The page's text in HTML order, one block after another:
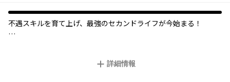
不遇スキルを育て上げ、最強のセカンドライフが今始まる！
け。だが、低レベルではまるで使い物にならないその性能ゆえ、
詳細情報